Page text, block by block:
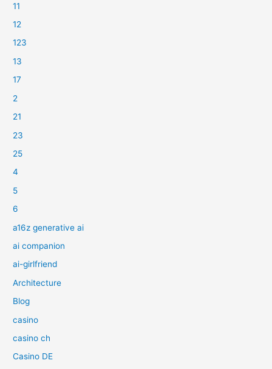
11
12
123
13
17
2
21
23
25
4
5
6
a16z generative ai
ai companion
ai-girlfriend
Architecture
Blog
casino
casino ch
Casino DE